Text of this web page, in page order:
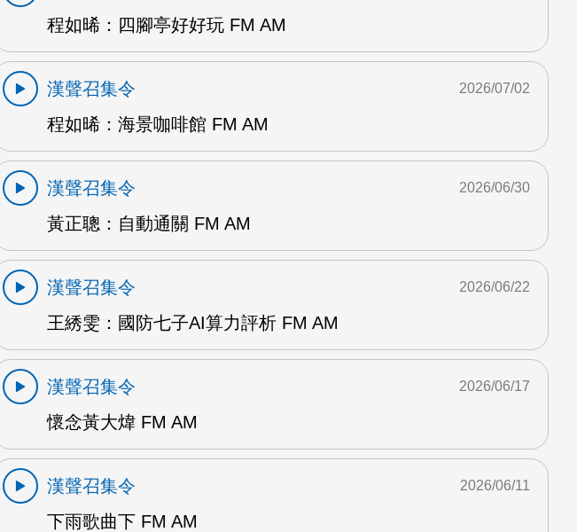
程如晞：四腳亭好好玩 FM AM
漢聲召集令
程如晞：海景咖啡館 FM AM
2026/07/02
漢聲召集令
黃正聰：自動通關 FM AM
2026/06/30
漢聲召集令
王綉雯：國防七子AI算力評析 FM AM
2026/06/22
漢聲召集令
懷念黃大煒 FM AM
2026/06/17
漢聲召集令
下雨歌曲下 FM AM
2026/06/11